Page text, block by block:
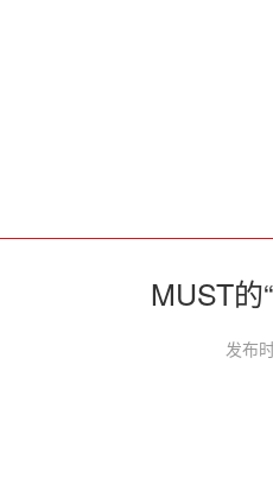
MUST的
发布